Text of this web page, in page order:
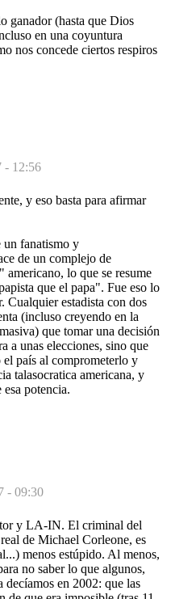
ganador (hasta que Dios
en una coyuntura
nos concede ciertos respiros
- 12:56
y eso basta para afirmar
un fanatismo y
de un complejo de
lo que se resume
que el papa". Fue eso lo
Cualquier estadista con dos
(incluso creyendo en la
que tomar una decisión
a unas elecciones, sino que
el país al comprometerlo y
talasocratica americana, y
potencia.
- 09:30
y LA-IN. El criminal del
de Michael Corleone, es
menos estúpido. Al menos,
no saber lo que algunos,
en 2002: que las